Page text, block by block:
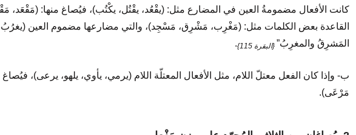
كانت الأفعال مضمومةُ العين في المضارع مثل: (يقْعُد، يقْتُل، يكْتُب)، فيُصاغ منها:
القاعدة بعض الكلمات مثل: (مَغْرِب، مَشْرِق، مَسْجِد)، والتي مضارعها مضموم العين
المَشرِقُ والمغرِبُ” {البقرة 115} .
ب- وإذا كان الفعل معتلّ اللام، مثل الأفعال المعتلّة اللام (يرمي، يأوي، يلهو، يرعى)،
مَرْعَى).